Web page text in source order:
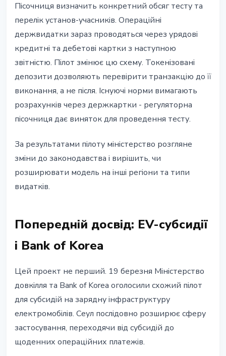
Пісочниця визначить конкретний обсяг тесту та
перелік установ-учасників. Операційні
держвидатки зараз проводяться через урядові
кредитні та дебетові картки з наступною
звітністю. Пілот змінює цю схему. Токенізовані
депозити дозволяють перевірити транзакцію до її
виконання, а не після. Існуючі норми вимагають
розрахунків через держкартки - регуляторна
пісочниця дає виняток для проведення тесту.
За результатами пілоту міністерство розгляне
зміни до законодавства і вирішить, чи
розширювати модель на інші регіони та типи
видатків.
Попередній досвід: EV-субсидії
і Bank of Korea
Цей проект не перший. 19 березня Міністерство
довкілля та Bank of Korea оголосили схожий пілот
для субсидій на зарядну інфраструктуру
електромобілів. Сеул послідовно розширює сферу
застосування, переходячи від субсидій до
щоденних операційних платежів.